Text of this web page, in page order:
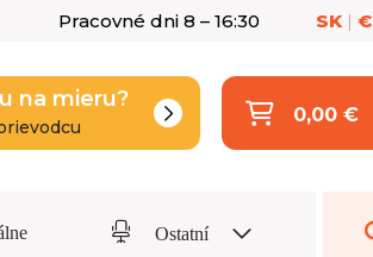
Pracovné dni 8 – 16:30 SK | €
na mieru?
0,00 €
Ostatní